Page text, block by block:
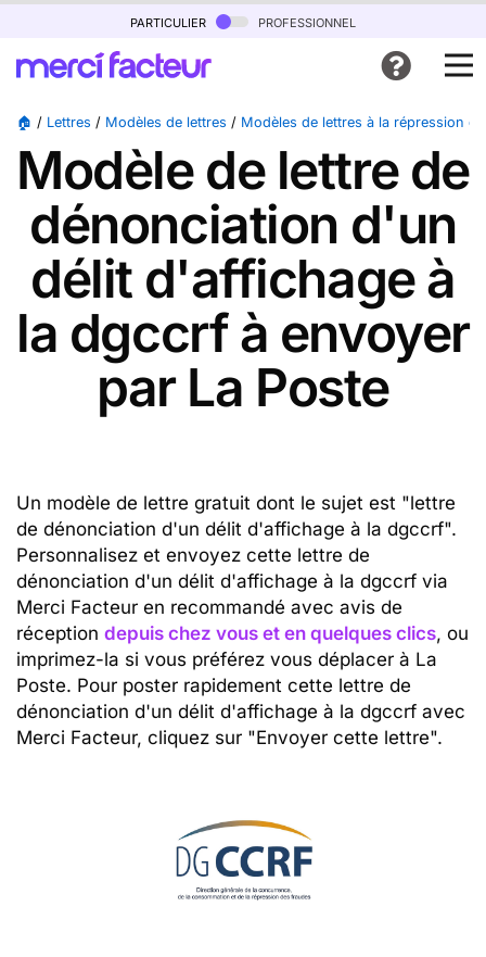
particulier professionnel
🏠 / Lettres / Modèles de lettres / Modèles de lettres à la répression
Modèle de lettre de
dénonciation d'un
délit d'affichage à
la dgccrf à envoyer
par La Poste
Un modèle de lettre gratuit dont le sujet est "lettre
de dénonciation d'un délit d'affichage à la dgccrf".
Personnalisez et envoyez cette lettre de
dénonciation d'un délit d'affichage à la dgccrf via
Merci Facteur en recommandé avec avis de
réception depuis chez vous et en quelques clics, ou
imprimez-la si vous préférez vous déplacer à La
Poste. Pour poster rapidement cette lettre de
dénonciation d'un délit d'affichage à la dgccrf avec
Merci Facteur, cliquez sur "Envoyer cette lettre".